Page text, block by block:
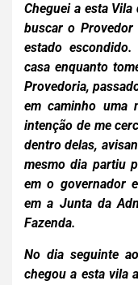
Cheguei a esta
buscar o Provedor
estado
casa enquanto
Provedoria,
em caminho uma
intenção de me
dentro delas,
mesmo dia partiu
em o governador
em a Junta da
Fazenda.
No dia seguinte
chegou a esta vila